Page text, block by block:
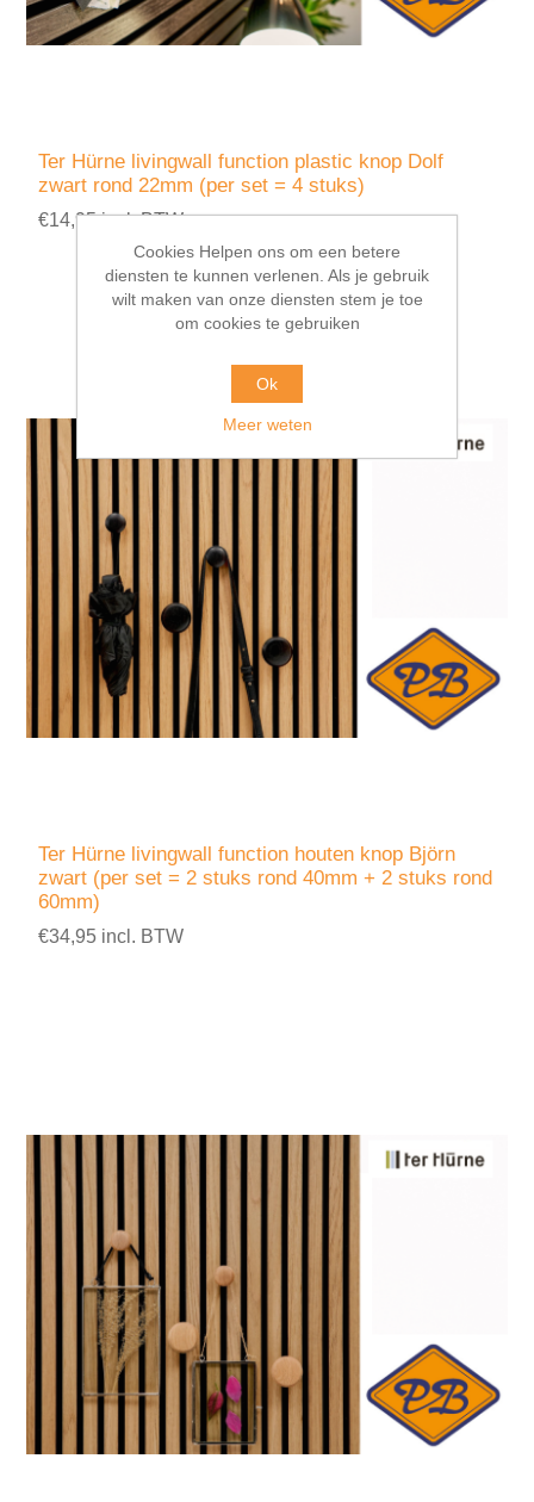
Ter Hürne livingwall function plastic knop Dolf
zwart rond 22mm (per set = 4 stuks)
€14,95 incl. BTW
Ter Hürne livingwall function houten knop Björn
zwart (per set = 2 stuks rond 40mm + 2 stuks rond
60mm)
€34,95 incl. BTW
Cookies Helpen ons om een betere
diensten te kunnen verlenen. Als je gebruik
wilt maken van onze diensten stem je toe
om cookies te gebruiken
Ok
Meer weten